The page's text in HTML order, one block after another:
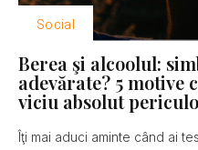
Social
Berea şi alcoolul:
adevărate? 5 motive
viciu absolut
Îţi mai aduci aminte când ai